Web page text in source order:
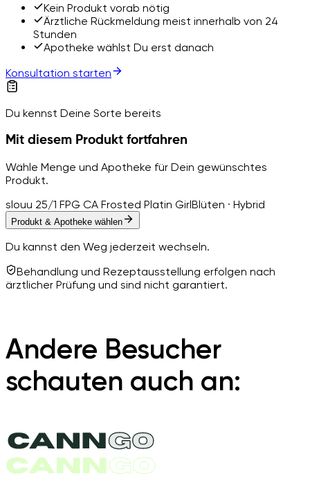
Kein Produkt vorab nötig
Ärztliche Rückmeldung meist innerhalb von 24
Stunden
Apotheke wählst Du erst danach
Konsultation starten
Du kennst Deine Sorte bereits
Mit diesem Produkt fortfahren
Wähle Menge und Apotheke für Dein gewünschtes
Produkt.
slouu 25/1 FPG CA Frosted Platin GirlBlüten · Hybrid
Produkt & Apotheke wählen
Du kannst den Weg jederzeit wechseln.
Behandlung und Rezeptausstellung erfolgen nach
ärztlicher Prüfung und sind nicht garantiert.
Andere Besucher
schauten auch an: